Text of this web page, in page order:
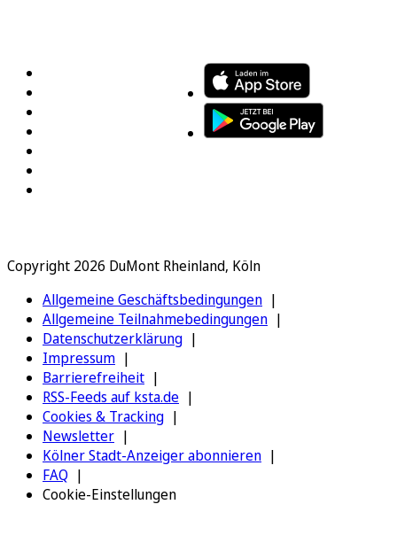
Copyright 2026 DuMont Rheinland, Köln
Allgemeine Geschäftsbedingungen
Allgemeine Teilnahmebedingungen
Datenschutzerklärung
Impressum
Barrierefreiheit
RSS-Feeds auf ksta.de
Cookies & Tracking
Newsletter
Kölner Stadt-Anzeiger abonnieren
FAQ
Cookie-Einstellungen